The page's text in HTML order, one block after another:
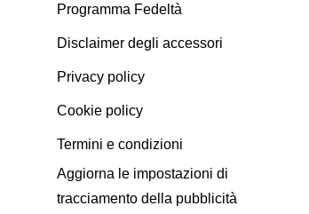
Programma Fedeltà
Disclaimer degli accessori
Privacy policy
Cookie policy
Termini e condizioni
Aggiorna le impostazioni di
tracciamento della pubblicità